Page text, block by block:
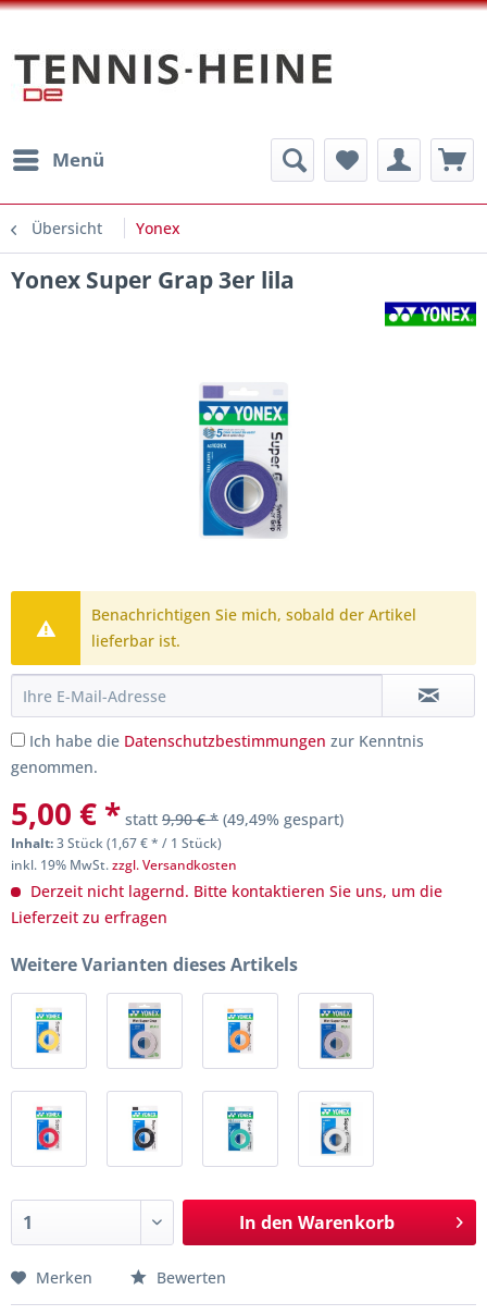
Menü
Übersicht Yonex
Yonex Super Grap 3er lila
Benachrichtigen Sie mich, sobald der Artikel
lieferbar ist.
Ich habe die Datenschutzbestimmungen zur Kenntnis
genommen.
5,00 € * statt 9,90 € * (49,49% gespart)
Inhalt:3 Stück (1,67 € * / 1 Stück)
inkl. 19% MwSt.zzgl. Versandkosten
Derzeit nicht lagernd. Bitte kontaktieren Sie uns, um die
Lieferzeit zu erfragen
Weitere Varianten dieses Artikels
In den Warenkorb
Merken Bewerten